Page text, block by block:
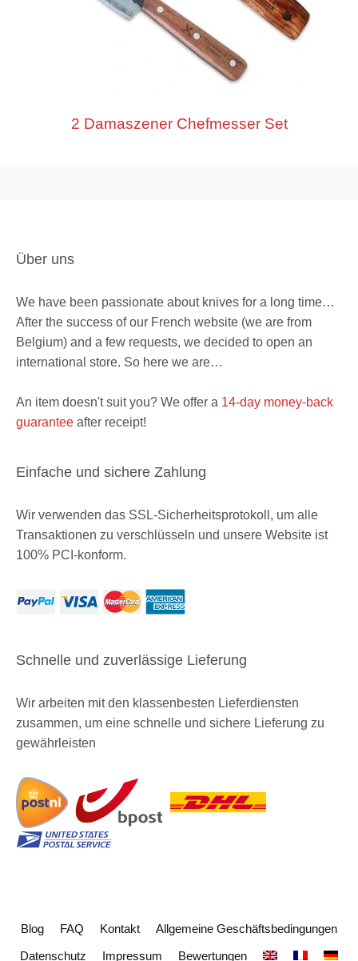
2 Damaszener Chefmesser Set
Über uns
We have been passionate about knives for a long time…
After the success of our French website (we are from
Belgium) and a few requests, we decided to open an
international store. So here we are…
An item doesn't suit you? We offer a 14-day money-back
guarantee after receipt!
Einfache und sichere Zahlung
Wir verwenden das SSL-Sicherheitsprotokoll, um alle
Transaktionen zu verschlüsseln und unsere Website ist
100% PCI-konform.
Schnelle und zuverlässige Lieferung
Wir arbeiten mit den klassenbesten Lieferdiensten
zusammen, um eine schnelle und sichere Lieferung zu
gewährleisten
Blog FAQ Kontakt
Allgemeine Geschäftsbedingungen
Datenschutz
Impressum Bewertungen